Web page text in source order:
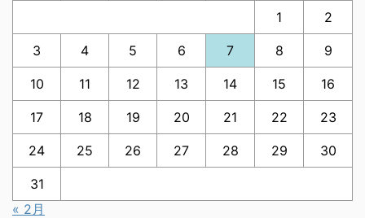
1 2
3 4 5 6 7 8 9
10 11 12 13 14 15 16
17 18 19 20 21 22 23
24 25 26 27 28 29 30
31
« 2月